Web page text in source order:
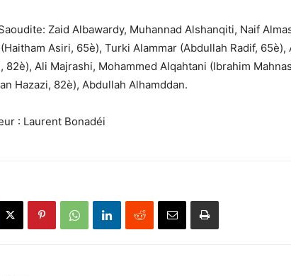
Zaid Albawardy, Muhannad Alshanqiti, Naif
Asiri, 65è), Turki Alammar (Abdullah Radif, 65è),
82è), Ali Majrashi, Mohammed Alqahtani (Ibrahim
Hazazi, 82è), Abdullah Alhamddan.
: Laurent Bonadéi